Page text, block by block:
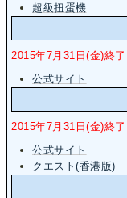
超級扭蛋機
2015年7月31日(金)終了
公式サイト
2015年7月31日(金)終了
公式サイト
クエスト(香港版)